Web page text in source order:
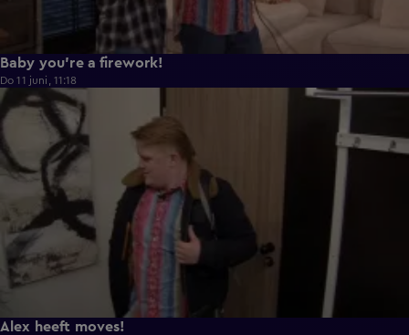
Baby you're a firework!
Do 11 juni, 11:18
0:43
Alex heeft moves!